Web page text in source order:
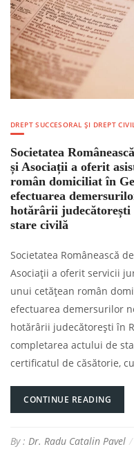
DREPT SUCCESORAL ȘI DREPT
Societatea
și Asociații a oferit
român domiciliat în
efectuarea
hotărârii judecătorești
stare civilă
Societatea Românească
Asociații a oferit servicii
unui cetățean român
efectuarea demersurilor
hotărârii judecătorești în
completarea actului de
certificatul de căsătorie,
CONTINUE READING
By : Dr. Radu Catalin Pavel